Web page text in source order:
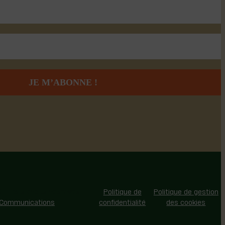
Politique de
confidentialité
Politique de gestion
des cookies